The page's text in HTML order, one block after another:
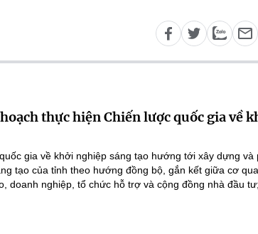
thực hiện Chiến lược quốc gia về
gia về khởi nghiệp sáng tạo hướng tới xây dựng và
tạo của tỉnh theo hướng đồng bộ, gắn kết giữa cơ
doanh nghiệp, tổ chức hỗ trợ và cộng đồng nhà đầu